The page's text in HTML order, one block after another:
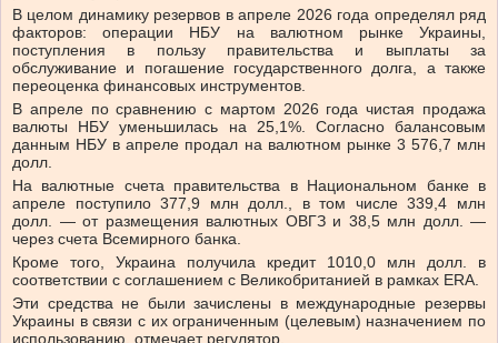
В целом динамику резервов в апреле 2026 года определял ряд
факторов: операции НБУ на валютном рынке Украины,
поступления в пользу правительства и выплаты за
обслуживание и погашение государственного долга, а также
переоценка финансовых инструментов.
В апреле по сравнению с мартом 2026 года чистая продажа
валюты НБУ уменьшилась на 25,1%. Согласно балансовым
данным НБУ в апреле продал на валютном рынке 3 576,7 млн
долл.
На валютные счета правительства в Национальном банке в
апреле поступило 377,9 млн долл., в том числе 339,4 млн
долл. — от размещения валютных ОВГЗ и 38,5 млн долл. —
через счета Всемирного банка.
Кроме того, Украина получила кредит 1010,0 млн долл. в
соответствии с соглашением с Великобританией в рамках ERA.
Эти средства не были зачислены в международные резервы
Украины в связи с их ограниченным (целевым) назначением по
использованию, отмечает регулятор.